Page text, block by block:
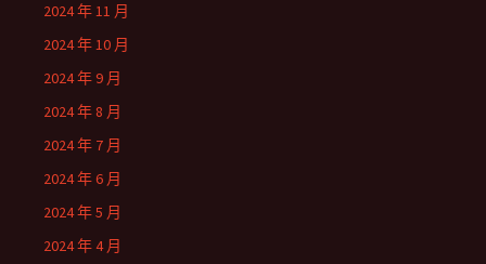
2024 年 11 月
2024 年 10 月
2024 年 9 月
2024 年 8 月
2024 年 7 月
2024 年 6 月
2024 年 5 月
2024 年 4 月